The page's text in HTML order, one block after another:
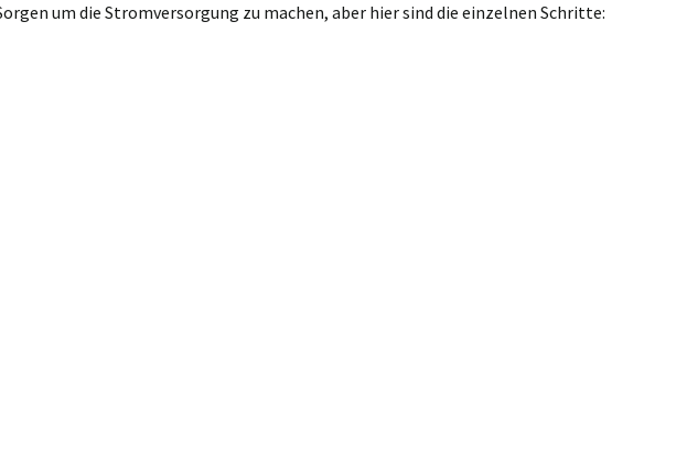
um die Stromversorgung zu machen, aber hier sind die einzelnen Schritte: